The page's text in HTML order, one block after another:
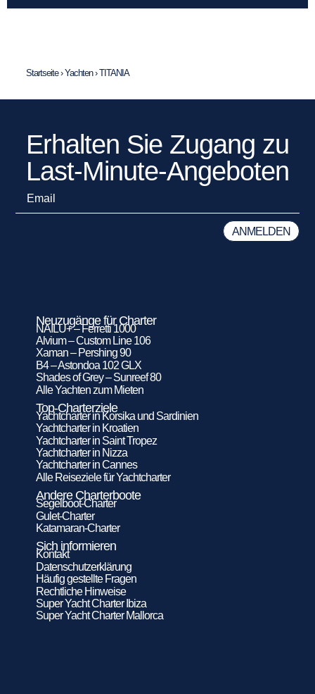
Startseite›Yachten›TITANIA
Erhalten Sie Zugang zu
Last-Minute-Angeboten
Neuzugänge für Charter
NAILU+ – Ferretti 1000
Alvium – Custom Line 106
Xaman – Pershing 90
B4 – Astondoa 102 GLX
Shades of Grey – Sunreef 80
Alle Yachten zum Mieten
Top-Charterziele
Yachtcharter in Korsika und Sardinien
Yachtcharter in Kroatien
Yachtcharter in Saint Tropez
Yachtcharter in Nizza
Yachtcharter in Cannes
Alle Reiseziele für Yachtcharter
Andere Charterboote
Segelboot-Charter
Gulet-Charter
Katamaran-Charter
Sich informieren
Kontakt
Datenschutzerklärung
Häufig gestellte Fragen
Rechtliche Hinweise
Super Yacht Charter Ibiza
Super Yacht Charter Mallorca